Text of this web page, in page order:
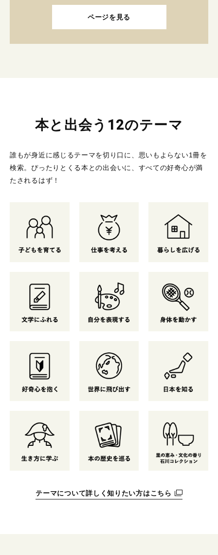
ページを見る
本と出会う12のテーマ
誰もが身近に感じるテーマを切り口に、思いもよらない1冊を
検索。 ぴったりとくる本との出会いに、すべての好奇心が満
たされるはず！
テーマについて詳しく知りたい方はこちら